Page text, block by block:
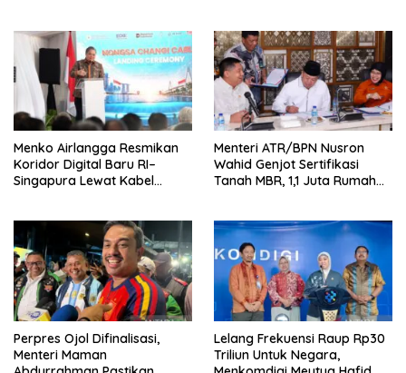
Menko Airlangga Resmikan
Koridor Digital Baru RI–
Singapura Lewat Kabel
Menteri ATR/BPN Nusron
Wahid Genjot Sertifikasi
Tanah MBR, 1,1 Juta Rumah
Perpres Ojol Difinalisasi,
Menteri Maman
Lelang Frekuensi Raup Rp30
Triliun Untuk Negara,